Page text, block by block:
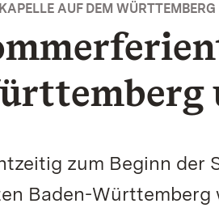
AUF DEM
zum Beginn der
Baden-Württemberg